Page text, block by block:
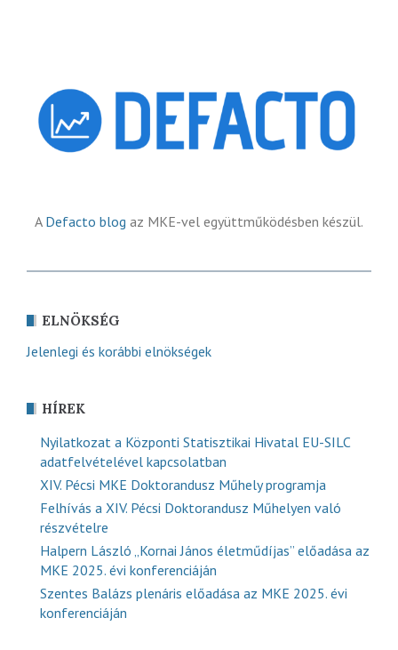
A Defacto blog az MKE-vel együttműködésben készül.
ELNÖKSÉG
Jelenlegi és korábbi elnökségek
HÍREK
Nyilatkozat a Központi Statisztikai Hivatal EU-SILC
adatfelvételével kapcsolatban
XIV. Pécsi MKE Doktorandusz Műhely programja
Felhívás a XIV. Pécsi Doktorandusz Műhelyen való
részvételre
Halpern László „Kornai János életműdíjas” előadása az
MKE 2025. évi konferenciáján
Szentes Balázs plenáris előadása az MKE 2025. évi
konferenciáján